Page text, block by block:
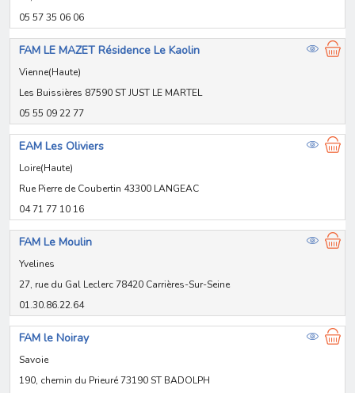
05 57 35 06 06
FAM LE MAZET Résidence Le Kaolin
Vienne(Haute)
Les Buissières 87590 ST JUST LE MARTEL
05 55 09 22 77
EAM Les Oliviers
Loire(Haute)
Rue Pierre de Coubertin 43300 LANGEAC
04 71 77 10 16
FAM Le Moulin
Yvelines
27, rue du Gal Leclerc 78420 Carrières-Sur-Seine
01.30.86.22.64
FAM le Noiray
Savoie
190, chemin du Prieuré 73190 ST BADOLPH